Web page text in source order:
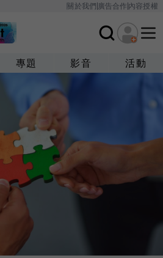
關於我們廣告合作內容授權
專題 影音 活動